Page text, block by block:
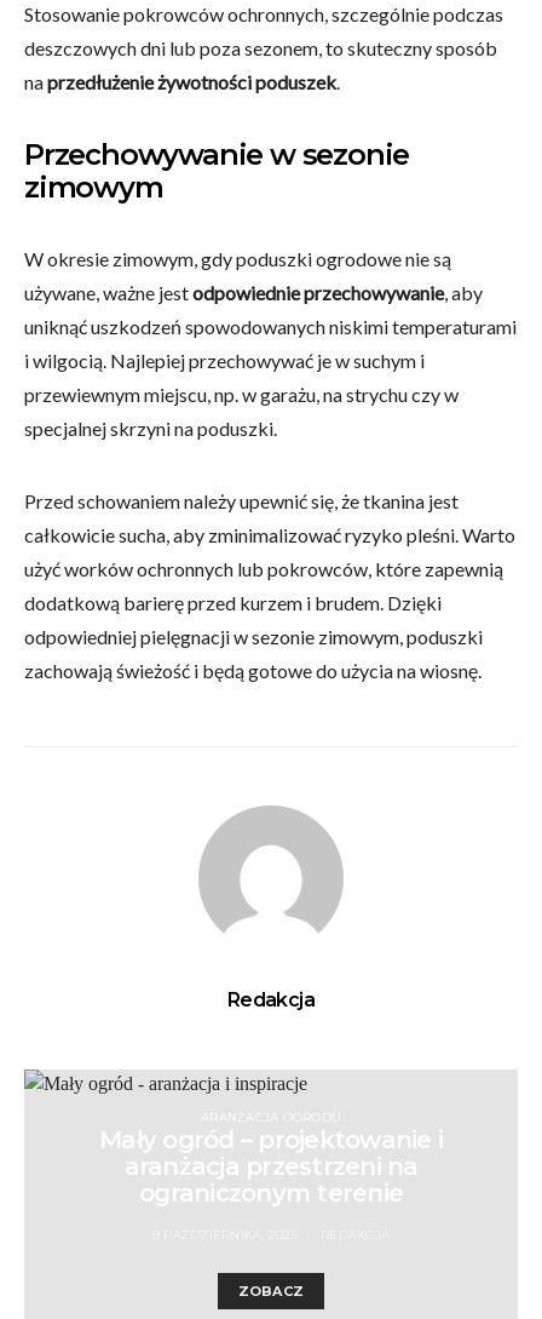
Stosowanie pokrowców ochronnych, szczególnie podczas
deszczowych dni lub poza sezonem, to skuteczny sposób
naprzedłużenie żywotności poduszek.
Przechowywanie w sezonie
zimowym
W okresie zimowym, gdy poduszki ogrodowe nie są
używane, ważne jestodpowiednie przechowywanie, aby
uniknąć uszkodzeń spowodowanych niskimi temperaturami
i wilgocią. Najlepiej przechowywać je w suchym i
przewiewnym miejscu, np. w garażu, na strychu czy w
specjalnej skrzyni na poduszki.
Przed schowaniem należy upewnić się, że tkanina jest
całkowicie sucha, aby zminimalizować ryzyko pleśni. Warto
użyć worków ochronnych lub pokrowców, które zapewnią
dodatkową barierę przed kurzem i brudem. Dzięki
odpowiedniej pielęgnacji w sezonie zimowym, poduszki
zachowają świeżość i będą gotowe do użycia na wiosnę.
Redakcja
ARANŻACJA OGRODU
Mały ogród – projektowanie i
aranżacja przestrzeni na
ograniczonym terenie
ZOBACZ